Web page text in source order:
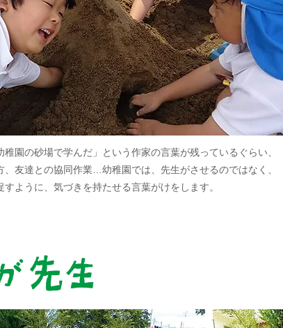
園の砂場で学んだ」という作家の言葉が残っているぐらい、
友達との協同作業…幼稚園では、先生がさせるのではなく、
ように、気づきを持たせる言葉がけをします。